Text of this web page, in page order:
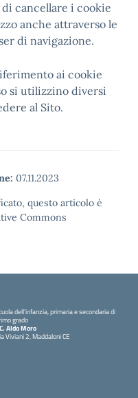
di cancellare i cookie
anche attraverso le
di navigazione.
ai cookie
si utilizzino diversi
al Sito.
07.11.2023
questo articolo è
Commons
dell’infanzia, primaria e secondaria di
grado
Aldo Moro
Viviani 2, Maddaloni CE